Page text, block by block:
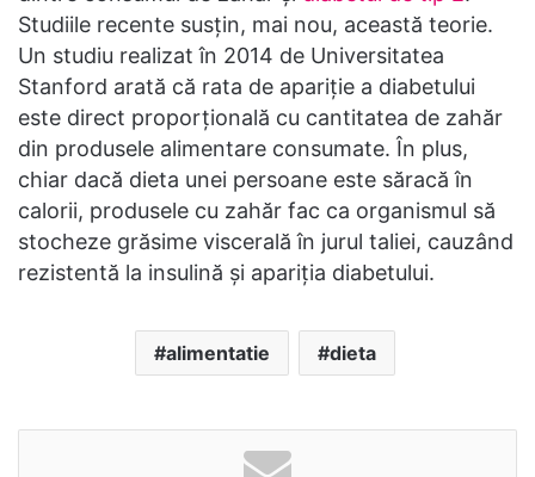
Studiile recente susțin, mai nou, această teorie.
Un studiu realizat în 2014 de Universitatea
Stanford arată că rata de apariție a diabetului
este direct proporțională cu cantitatea de zahăr
din produsele alimentare consumate. În plus,
chiar dacă dieta unei persoane este săracă în
calorii, produsele cu zahăr fac ca organismul să
stocheze grăsime viscerală în jurul taliei, cauzând
rezistentă la insulină și apariția diabetului.
alimentatie dieta